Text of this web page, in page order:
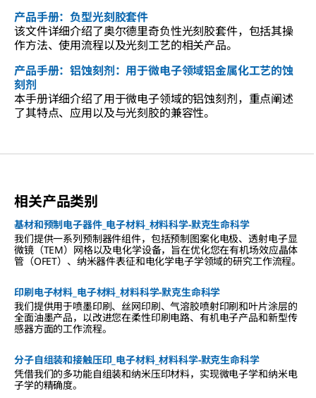
产品手册：负型光刻胶套件
该文件详细介绍了奥尔德里奇负性光刻胶套件，包括其操
作方法、使用流程以及光刻工艺的相关产品。
产品手册：铝蚀刻剂：用于微电子领域铝金属化工艺的蚀
刻剂
本手册详细介绍了用于微电子领域的铝蚀刻剂，重点阐述
了其特点、应用以及与光刻胶的兼容性。
相关产品类别
基材和预制电子器件_电子材料_材料科学-默克生命科学
我们提供一系列预制器件组件，包括预制图案化电极、透射电子显
微镜（TEM）网格以及电化学设备，旨在优化您在有机场效应晶体
管（OFET）、纳米器件表征和电化学电子学领域的研究工作流程。
印刷电子材料_电子材料_材料科学-默克生命科学
我们提供用于喷墨印刷、丝网印刷、气溶胶喷射印刷和叶片涂层的
全面油墨产品，以改进您在柔性印刷电路、有机电子产品和新型传
感器方面的工作流程。
分子自组装和接触压印_电子材料_材料科学-默克生命科学
凭借我们的多功能自组装和纳米压印材料，实现微电子学和纳米电
子学的精确度。